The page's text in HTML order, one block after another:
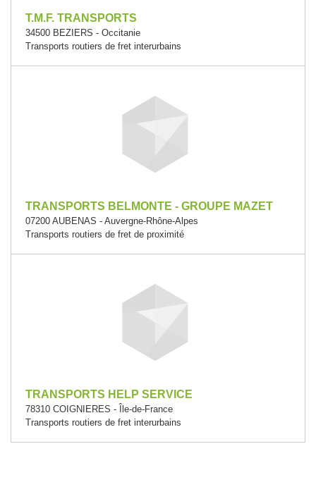
T.M.F. TRANSPORTS
34500 BEZIERS - Occitanie
Transports routiers de fret interurbains
TRANSPORTS BELMONTE - GROUPE MAZET
07200 AUBENAS - Auvergne-Rhône-Alpes
Transports routiers de fret de proximité
TRANSPORTS HELP SERVICE
78310 COIGNIERES - Île-de-France
Transports routiers de fret interurbains